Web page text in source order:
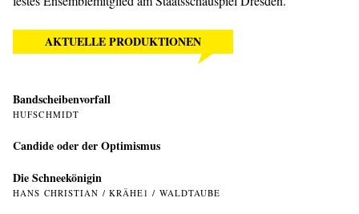
AKTUELLE PRODUKTIONEN
Bandscheibenvorfall
HUFSCHMIDT
Candide oder der Optimismus
Die Schneekönigin
HANS CHRISTIAN / KRÄHE1 / WALDTAUBE